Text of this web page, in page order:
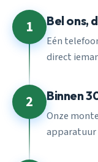
1 Bel ons,
Eén
direct
2 Binnen
Onze
apparatuur